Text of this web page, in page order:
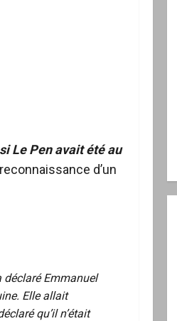
si Le Pen avait été au
d’un
déclaré Emmanuel
Elle allait
qu’il n’était